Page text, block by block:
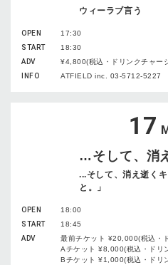
ウィーラブ言う
OPEN
17:30
START
18:30
ADV
¥4,800(税込・ドリンクチャー
INFO
ATFIELD inc. 03-5712-5227
17
…そして、消
...そして、消え逝く
と。」
OPEN
18:00
START
18:45
ADV
最前チケット ¥20,000(税込・
Aチケット ¥8,000(税込・ドリ
Bチケット ¥1,000(税込・ドリ